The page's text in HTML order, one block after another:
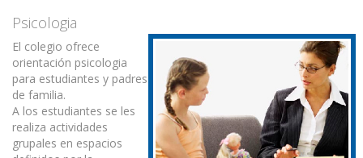
Psicologia
El colegio ofrece
orientación psicologia
para estudiantes y padres
de familia.
A los estudiantes se les
realiza actividades
grupales en espacios